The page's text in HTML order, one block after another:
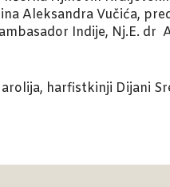
Aleksandra Vučića,
Indije, Nj.E. dr
harfistkinji Dijani